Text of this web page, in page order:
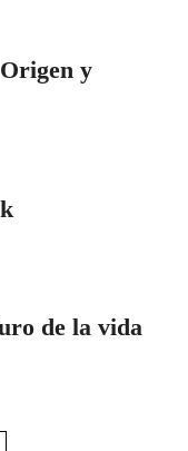
y
de la vida